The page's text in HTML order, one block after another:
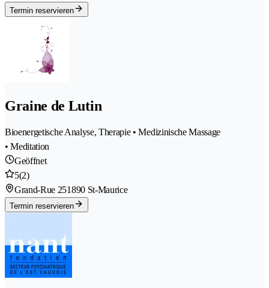
Termin reservieren
Graine de Lutin
Bioenergetische Analyse, Therapie • Medizinische Massage
• Meditation
Geöffnet
5(2)
Grand-Rue 251890 St-Maurice
Termin reservieren